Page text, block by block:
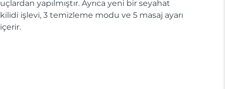
uçlardan yapılmıştır. Ayrıca yeni bir seyahat
kilidi işlevi, 3 temizleme modu ve 5 masaj ayarı
içerir.